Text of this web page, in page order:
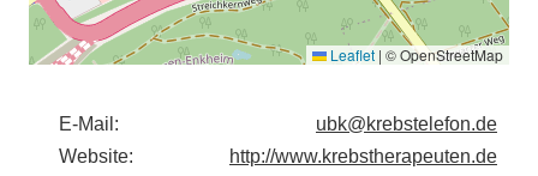
Leaflet | © OpenStreetMap
E-Mail:
ubk@krebstelefon.de
Website:
http://www.krebstherapeuten.de